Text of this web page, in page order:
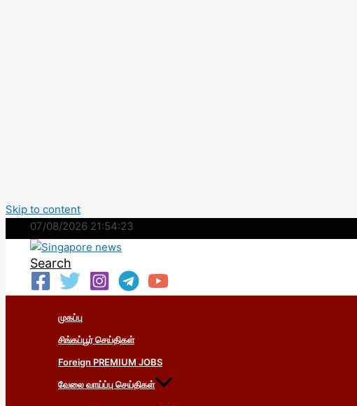
Skip to content
07/08/2026 21:54:24
Search
முகப்பு
சிங்கப்பூர் செய்திகள்
Foreign PREMIUM JOBS
வேலை வாய்ப்பு செய்திகள்